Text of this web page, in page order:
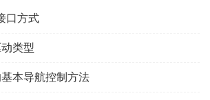
口方式
类型
本导航控制方法